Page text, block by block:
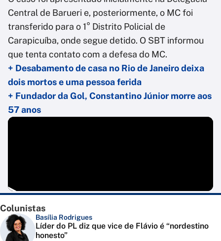
Central de Barueri e, posteriormente, o MC foi
transferido para o 1° Distrito Policial de
Carapicuíba, onde segue detido. O SBT informou
que tenta contato com a defesa do MC.
+ Desabamento de casa no Rio de Janeiro deixa
dois mortos e uma pessoa ferida
+ Fundador da Gol, Constantino Júnior morre aos
57 anos
Colunistas
Basília Rodrigues
Líder do PL diz que vice de Flávio é “nordestino
honesto”